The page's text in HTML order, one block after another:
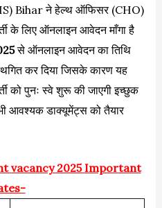
Bihar ने हेल्थ ऑफिसर (CHO)
के लिए ऑनलाइन आवेदन माँगा है
से ऑनलाइन आवेदन का तिथि
कर दिया जिसके कारण यह
को पुनः स्वे शुरू की जाएगी इच्छुक
आवश्यक डाक्यूमेंट्स को तैयार
vacancy 2025 Important